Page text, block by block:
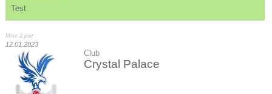
Test
Mise à jour :
12.01.2023
Club
Crystal Palace